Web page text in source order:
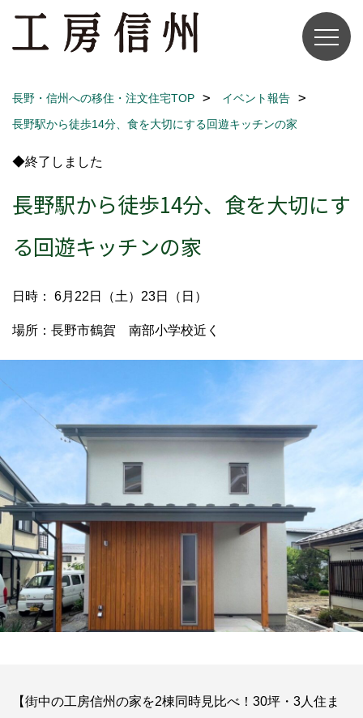
長野・信州への移住・注文住宅TOP
イベント報告
長野駅から徒歩14分、食を大切にする回遊キッチンの家
◆終了しました
長野駅から徒歩14分、食を大切にす
る回遊キッチンの家
日時： 6月22日（土）23日（日）
場所：長野市鶴賀 南部小学校近く
【街中の工房信州の家を2棟同時見比べ！30坪・3人住ま